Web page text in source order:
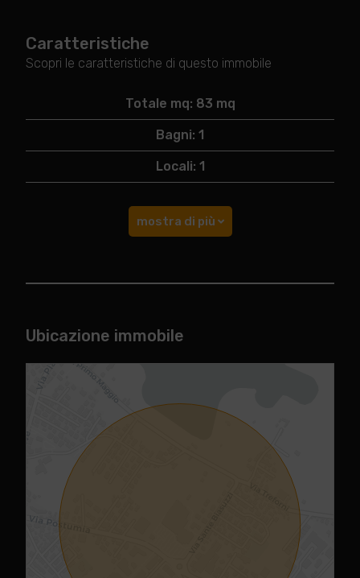
Caratteristiche
Scopri le caratteristiche di questo immobile
Totale mq: 83 mq
Bagni: 1
Locali: 1
mostra di più
Ubicazione immobile